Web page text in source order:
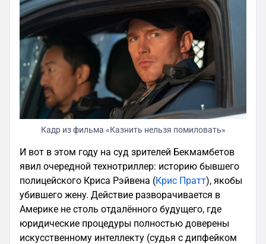
Кадр из фильма «Казнить нельзя помиловать»
И вот в этом году на суд зрителей Бекмамбетов
явил очередной технотриллер: историю бывшего
полицейского Криса Рэйвена (Крис Пратт), якобы
убившего жену. Действие разворачивается в
Америке не столь отдалённого будущего, где
юридические процедуры полностью доверены
искусственному интеллекту (судья с дипфейком